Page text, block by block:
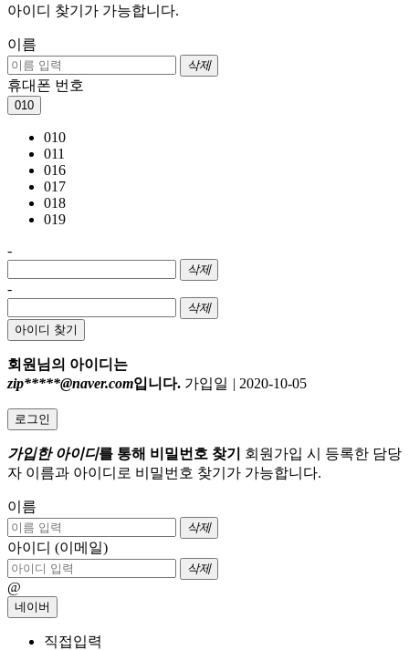
아이디 찾기가 가능합니다.
이름
삭제
휴대폰 번호
010
010
011
016
017
018
019
-
삭제
-
삭제
아이디 찾기
회원님의 아이디는
zip*****@naver.com입니다. 가입일 | 2020-10-05
로그인
가입한 아이디를 통해 비밀번호 찾기
회원가입 시 등록한 담당
자 이름과 아이디로 비밀번호 찾기가 가능합니다.
이름
삭제
아이디 (이메일)
삭제
@
네이버
직접입력